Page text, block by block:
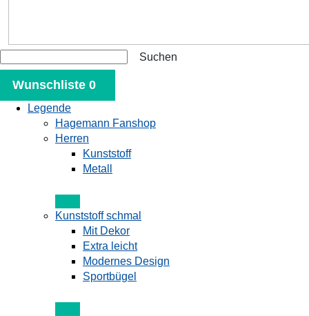
Wunschliste 0
Legende
Hagemann Fanshop
Herren
Kunststoff
Metall
Kunststoff schmal
Mit Dekor
Extra leicht
Modernes Design
Sportbügel